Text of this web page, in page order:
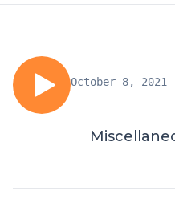
October 8, 2021